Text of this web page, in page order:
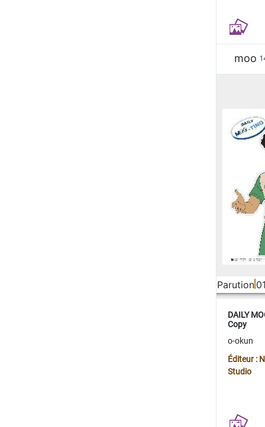
moo
Parution
DAILY
Copy
o-okun
Éditeur :
Studio